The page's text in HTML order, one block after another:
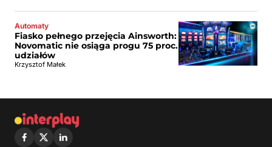
Automaty
Fiasko pełnego przejęcia Ainsworth:
Novomatic nie osiąga progu 75 proc.
udziałów
Krzysztof Małek